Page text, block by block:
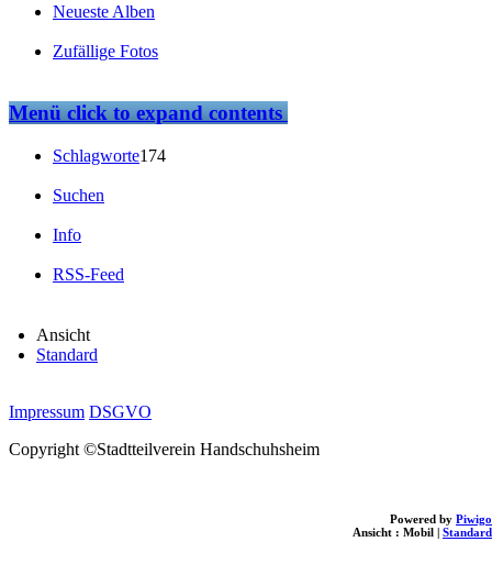
Powered by Piwigo
Ansicht : Mobil | Standard
Neueste Alben
Zufällige Fotos
Menüclick to expand contents
Schlagworte174
Suchen
Info
RSS-Feed
Ansicht
Standard
Impressum DSGVO
Copyright ©Stadtteilverein Handschuhsheim